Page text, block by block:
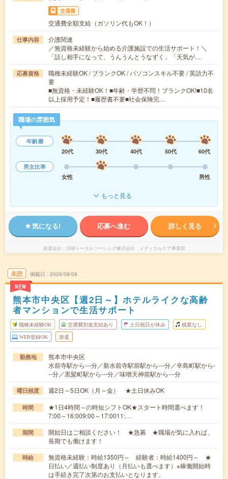
交通費
交通費全額支給（ガソリン代もOK！）
仕事内容
介護関連
／無資格未経験から始める介護施設での生活サポート！＼
「話し相手になって、うんうんとうなずく」「天気が…
応募資格
職種未経験OK / ブランクOK / パソコンスキル不要 / 英語力不
要
■無資格・未経験OK！■年齢・学歴不問！ブランクOK!■10名
以上採用予定！■履歴書不要■社会保険完…
職場の雰囲気
年齢層
20代
30代 40代 50代
60代
男女比率
女性
男性
もっと見る
気になる! 応募へ進む 詳しく見る
派遣会社 日研トータルソーシング株式会社 メディカルケア事業部
未読
NEW
掲載日 2026/08/08
熊本市中央区【週2日～】ホテルライクな高齢
者マンションで生活サポート
職種未経験OK 交通費別途支給あり 土日祝日が休み 残業なし
WEB登録OK 派遣
勤務地
熊本市中央区
水前寺駅から---分／新水前寺駅前駅から---分／辛島町駅から-
--分／黒髪町駅から---分／味噌天神前駅から---分
曜日頻度 週2日～5日OK（月～金） ★土日休みOK
時間
★1日4時間～の時短シフトOK★スタート時間選べます！
7:00～16:009:00～17:0011:…
期間
開始日はご相談ください！ ★急募 ★職場が気に入れば、
長期でも働けます！
時給
無資格未経験：時給1350円～ 経験者：時給1400円～ ★
日払い／週払い制度あり（月払いも選べます）※稼働開始時
は手続き完了次第のお支払いとなります。